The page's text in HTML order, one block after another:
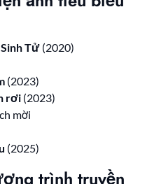
Tử (2020)
(2023)
rơi (2023)
mời
(2025)
trình truyền